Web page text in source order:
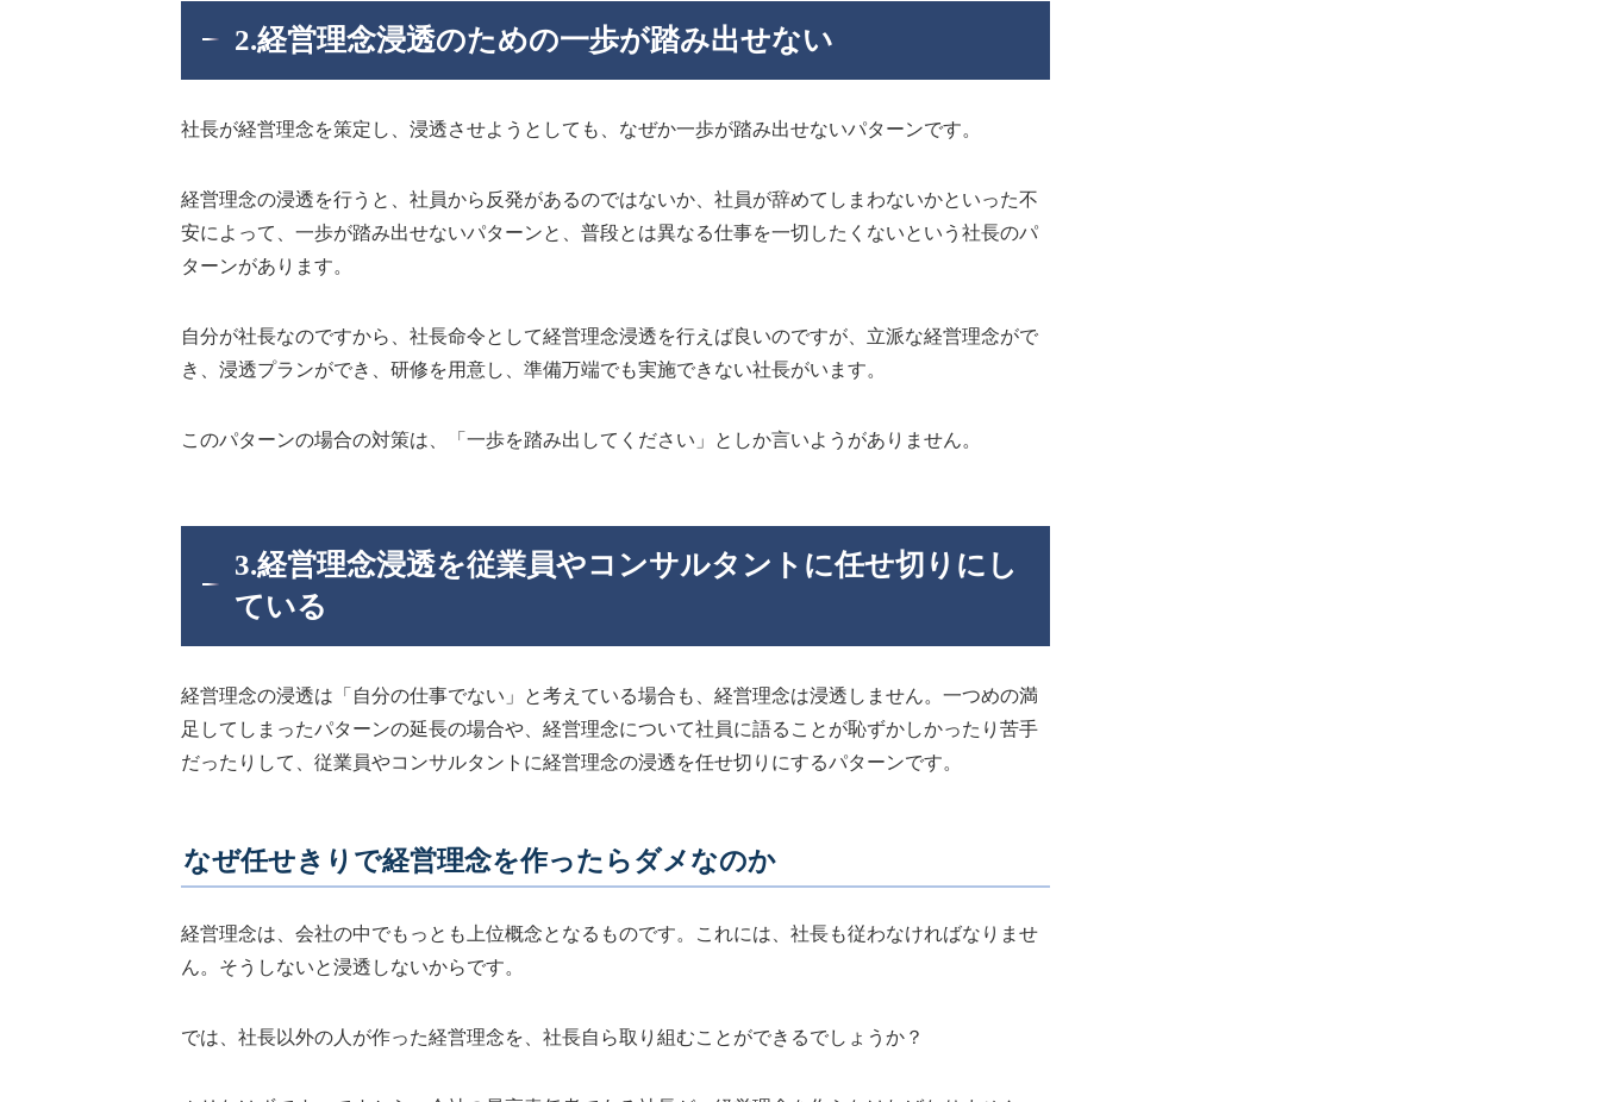
2.経営理念浸透のための一歩が踏み出せない
社長が経営理念を策定し、浸透させようとしても、なぜか一歩が踏み出せないパターンです。
経営理念の浸透を行うと、社員から反発があるのではないか、社員が辞めてしまわないかといった不
安によって、一歩が踏み出せないパターンと、普段とは異なる仕事を一切したくないという社長のパ
ターンがあります。
自分が社長なのですから、社長命令として経営理念浸透を行えば良いのですが、立派な経営理念がで
き、浸透プランができ、研修を用意し、準備万端でも実施できない社長がいます。
このパターンの場合の対策は、「一歩を踏み出してください」としか言いようがありません。
3.経営理念浸透を従業員やコンサルタントに任せ切りにし
ている
経営理念の浸透は「自分の仕事でない」と考えている場合も、経営理念は浸透しません。一つめの満
足してしまったパターンの延長の場合や、経営理念について社員に語ることが恥ずかしかったり苦手
だったりして、従業員やコンサルタントに経営理念の浸透を任せ切りにするパターンです。
なぜ任せきりで経営理念を作ったらダメなのか
経営理念は、会社の中でもっとも上位概念となるものです。これには、社長も従わなければなりませ
ん。そうしないと浸透しないからです。
では、社長以外の人が作った経営理念を、社長自ら取り組むことができるでしょうか？